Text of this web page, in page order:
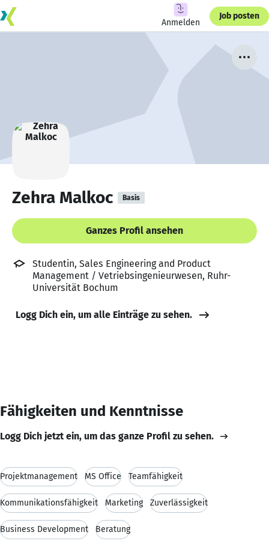
Anmelden
Job posten
Zehra Malkoc Basis
Ganzes Profil ansehen
Studentin, Sales Engineering and Product
Management / Vetriebsingenieurwesen, Ruhr-
Universität Bochum
Logg Dich ein, um alle Einträge zu sehen.
Fähigkeiten und Kenntnisse
Logg Dich jetzt ein, um das ganze Profil zu sehen.
Projektmanagement MS Office Teamfähigkeit
Kommunikationsfähigkeit Marketing Zuverlässigkeit
Business Development Beratung